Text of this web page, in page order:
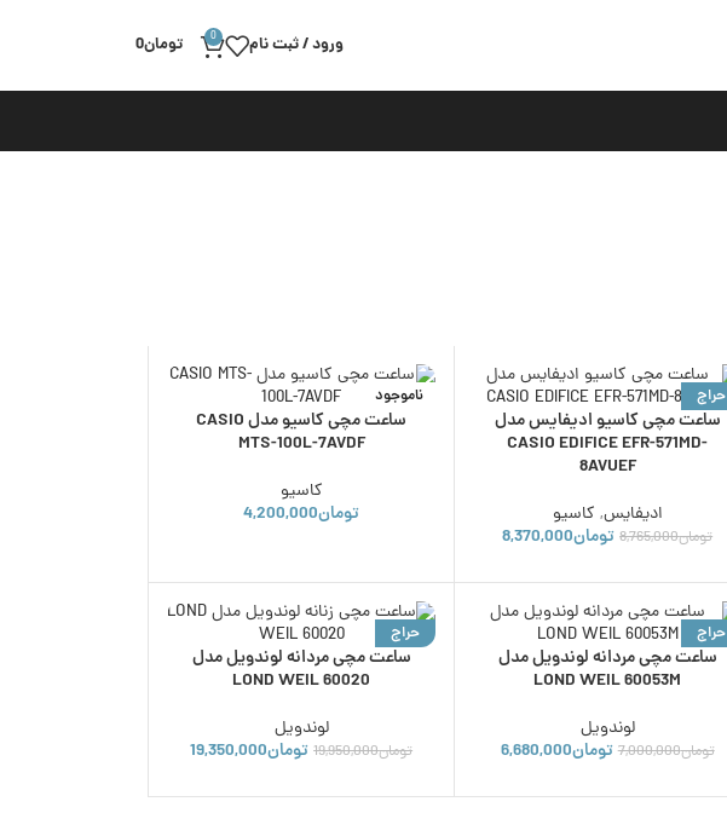
ورود / ثبت نام 0 تومان0
حراج
ناموجود
ساعت مچی کاسیو ادیفایس مدل
CASIO EDIFICE EFR-571MD-
8AVUEF
ادیفایس, کاسیو
تومان8,765,000 تومان8,370,000
ناموجود
ساعت مچی کاسیو مدل CASIO
MTS-100L-7AVDF
کاسیو
تومان4,200,000
حراج
ناموجود
ساعت مچی مردانه لوندویل مدل
LOND WEIL 60053M
لوندویل
تومان7,000,000 تومان6,680,000
حراج
ناموجود
ساعت مچی مردانه لوندویل مدل
LOND WEIL 60020
لوندویل
تومان19,950,000 تومان19,350,000